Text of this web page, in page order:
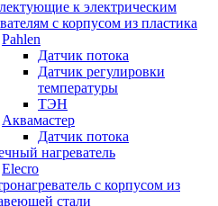
к электрическим
с корпусом из пластика
Pahlen
Датчик потока
Датчик регулировки
температуры
ТЭН
Аквамастер
Датчик потока
нагреватель
Elecro
с корпусом из
стали